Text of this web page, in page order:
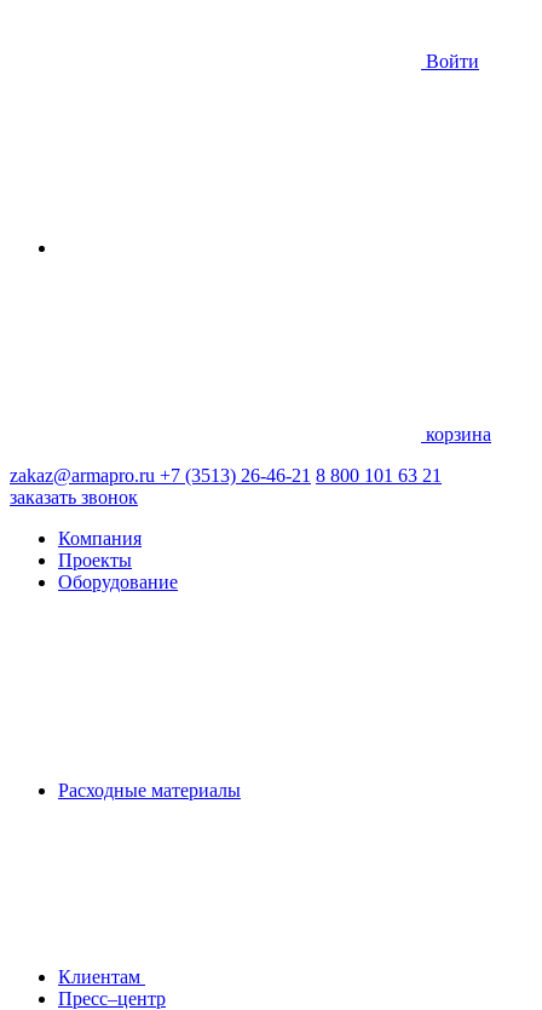
Войти
корзина
zakaz@armapro.ru +7 (3513) 26-46-21 8 800 101 63 21
заказать звонок
Компания
Проекты
Оборудование
Расходные материалы
Клиентам
Пресс–центр